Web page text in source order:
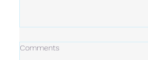
冬の日
Comments